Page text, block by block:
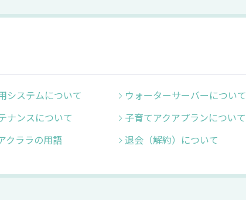
システムについて ウォーターサーバーについて
ナンスについて 子育てアクアプランについて
クララの用語 退会（解約）について